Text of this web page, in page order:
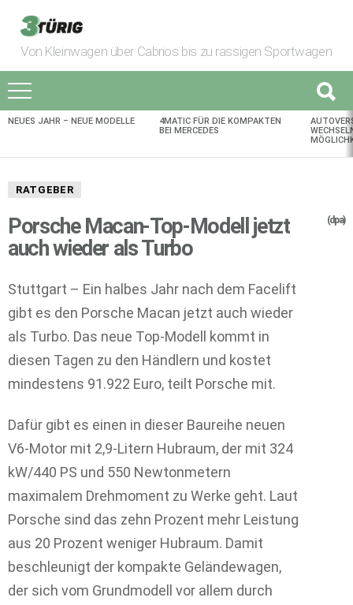
Von Kleinwagen über Cabrios bis zu rassigen Sportwagen
AKTUELLES
NEUES JAHR – NEUE MODELLE
4MATIC FÜR DIE KOMPAKTEN
BEI MERCEDES
RATGEBER
Porsche Macan-Top-Modell jetzt
auch wieder als Turbo
(dpa)
Stuttgart – Ein halbes Jahr nach dem Facelift
gibt es den Porsche Macan jetzt auch wieder
als Turbo. Das neue Top-Modell kommt in
diesen Tagen zu den Händlern und kostet
mindestens 91.922 Euro, teilt Porsche mit.
Dafür gibt es einen in dieser Baureihe neuen
V6-Motor mit 2,9-Litern Hubraum, der mit 324
kW/440 PS und 550 Newtonmetern
maximalem Drehmoment zu Werke geht. Laut
Porsche sind das zehn Prozent mehr Leistung
aus 20 Prozent weniger Hubraum. Damit
beschleunigt der kompakte Geländewagen,
der sich vom Grundmodell vor allem durch